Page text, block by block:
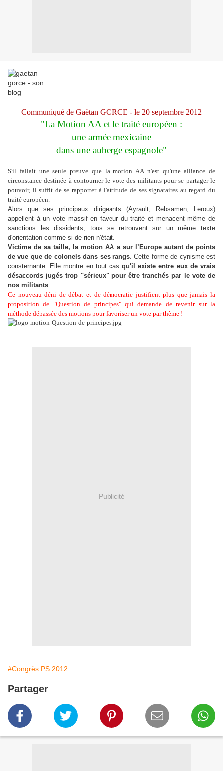
Communiqué de Gaëtan GORCE - le 20 septembre 2012
"La Motion AA et le traité européen :
une armée mexicaine
dans une auberge espagnole"
S'il fallait une seule preuve que la motion AA n'est qu'une alliance de
circonstance destinée à contourner le vote des militants pour se partager le
pouvoir, il suffit de se rapporter à l'attitude de ses signataires au regard du
traité européen.
Alors que ses principaux dirigeants (Ayrault, Rebsamen, Leroux)
appellent à un vote massif en faveur du traité et menacent même de
sanctions les dissidents, tous se retrouvent sur un même texte
d'orientation comme si de rien n'était.
Victime de sa taille, la motion AA a sur l’Europe autant de points
de vue que de colonels dans ses rangs. Cette forme de cynisme est
consternante. Elle montre en tout casqu'il existe entre eux de vrais
désaccords jugés trop "sérieux" pour être tranchés par le vote de
nos militants.
Ce nouveau déni de débat et de démocratie justifient plus que jamais la
proposition de "Question de principes" qui demande de revenir sur la
méthode dépassée des motions pour favoriser un vote par thème !
Publicité
#Congrès PS 2012
Partager